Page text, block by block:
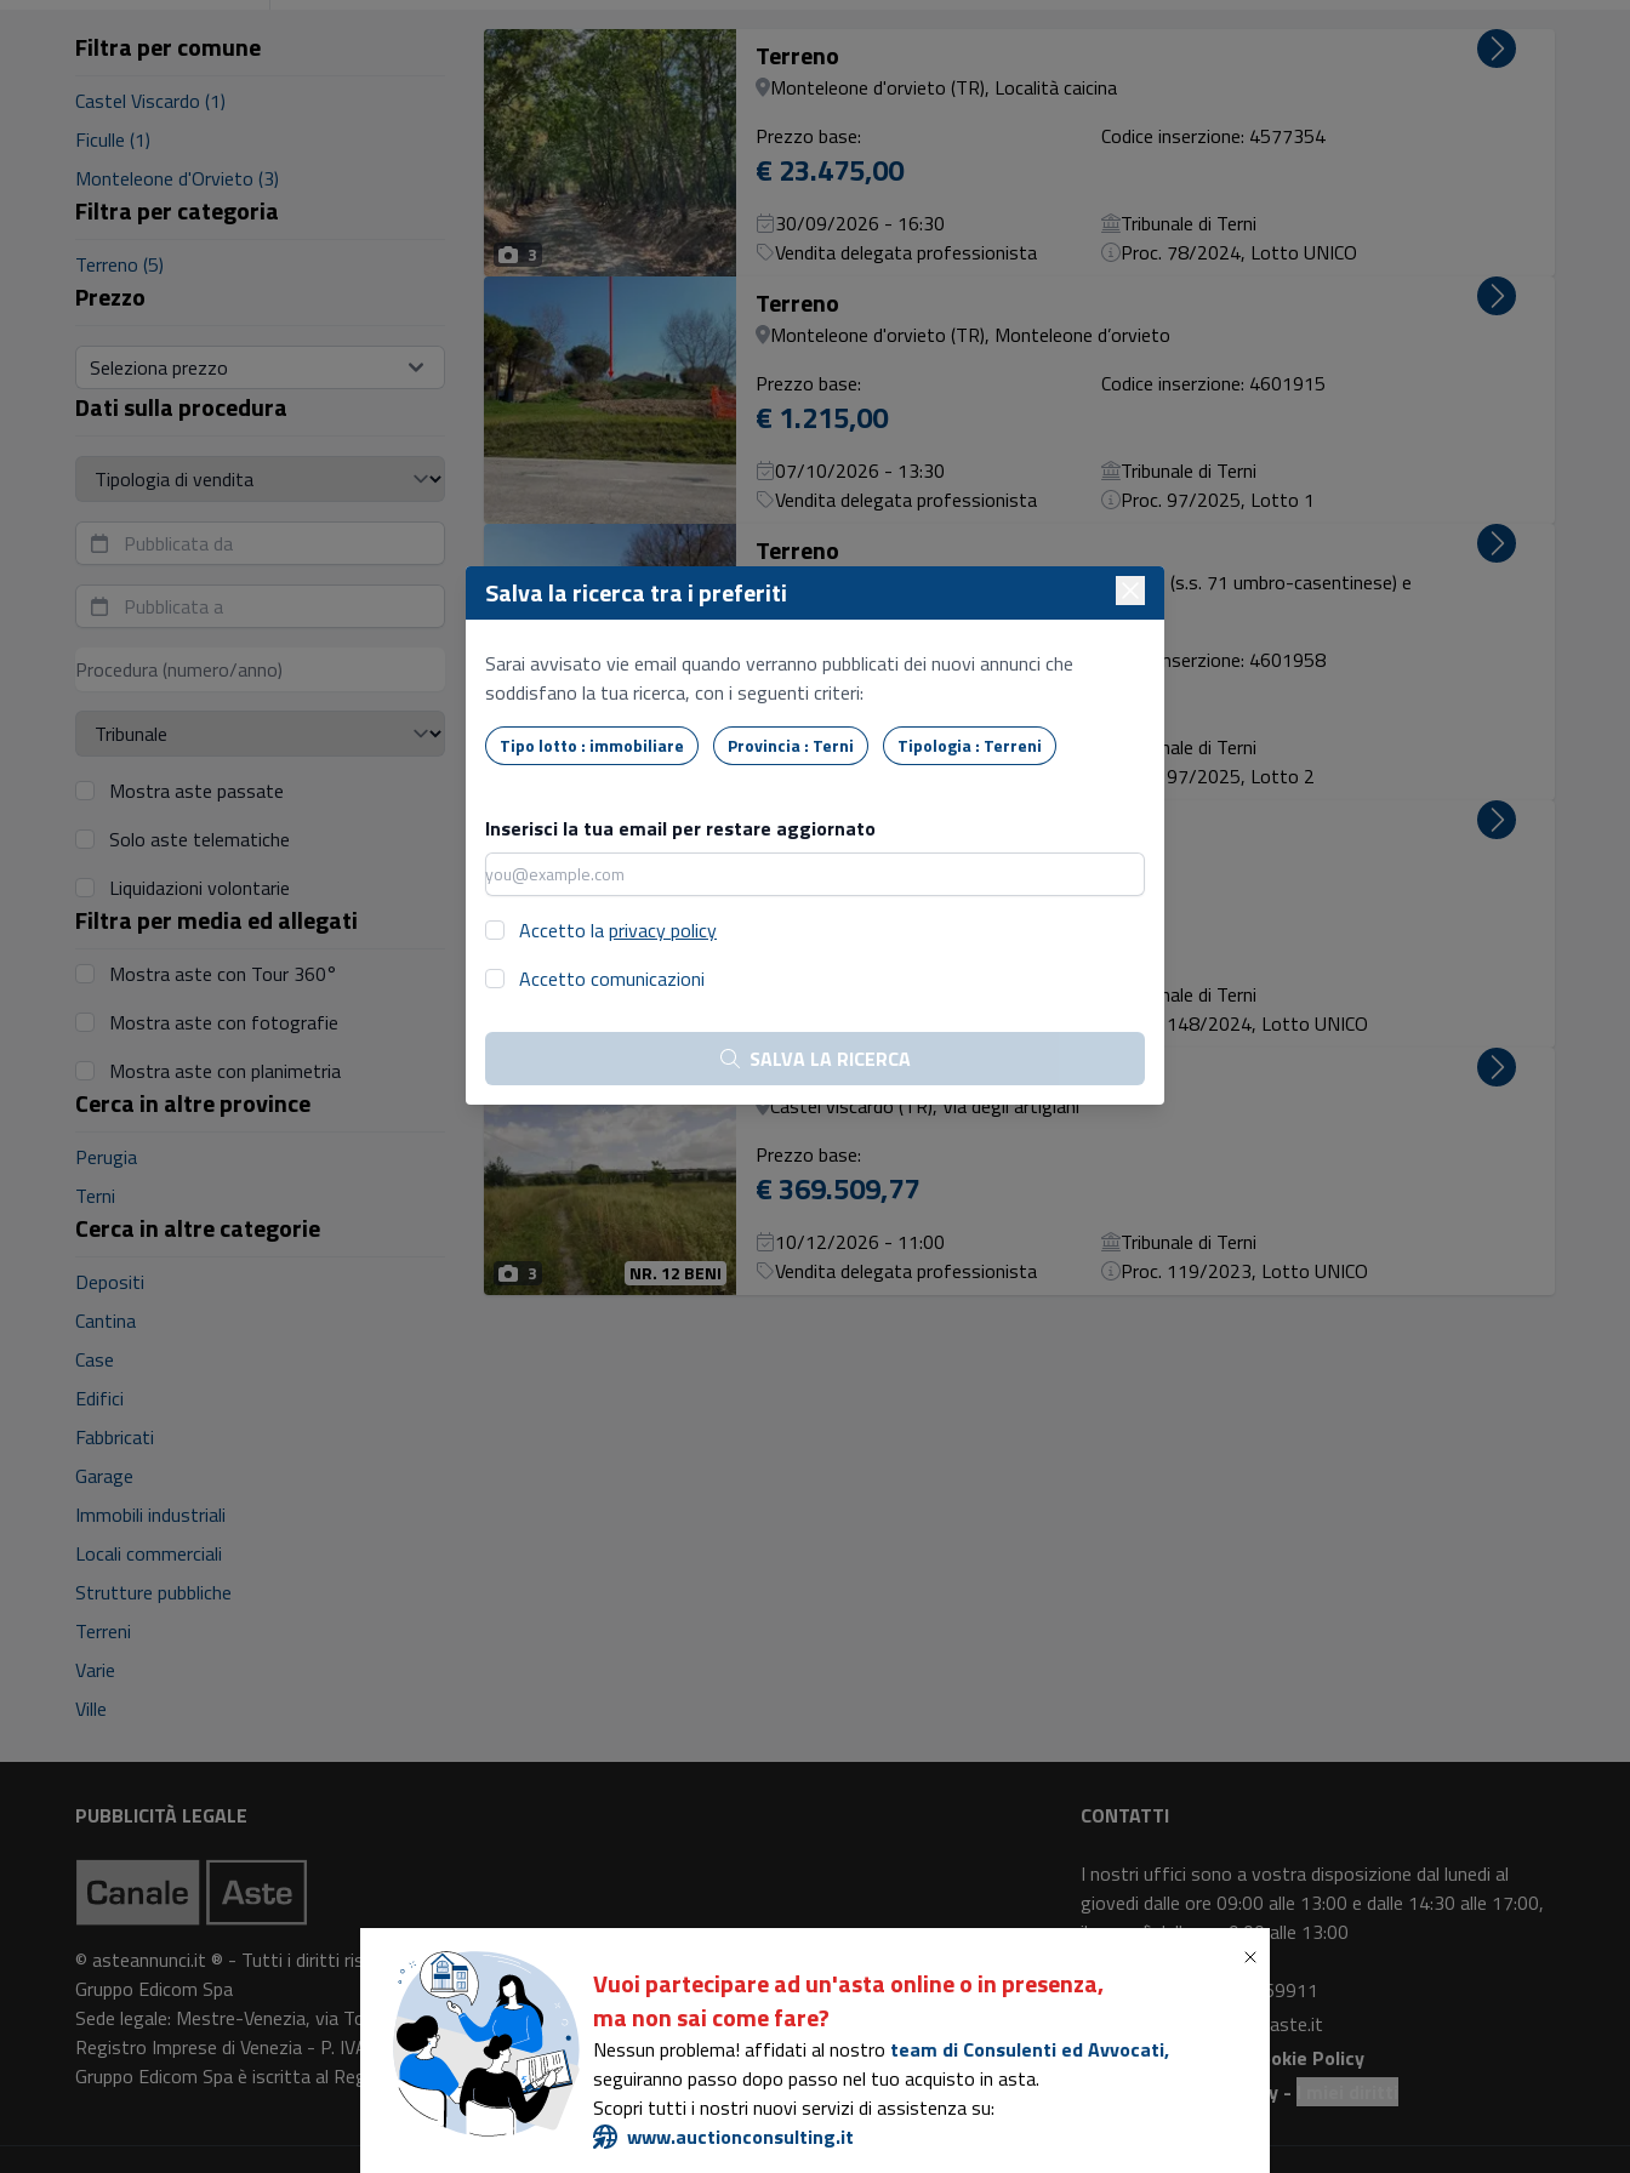
Filtra per comune
Castel Viscardo (1)
Ficulle (1)
Monteleone d'Orvieto (3)
Filtra per categoria
Terreno (5)
Prezzo
Seleziona prezzo
Dati sulla procedura
Tipologia di vendita
Mostra aste passate
Solo aste telematiche
Liquidazioni volontarie
Filtra per media ed allegati
Mostra aste con Tour 360°
Mostra aste con fotografie
Mostra aste con planimetria
Cerca in altre province
Perugia
Terni
Cerca in altre categorie
Depositi
Cantina
Case
Edifici
Fabbricati
Garage
Immobili industriali
Locali commerciali
Strutture pubbliche
Terreni
Varie
Ville
3
Terreno
Monteleone d'orvieto (TR), Località caicina
Prezzo base:
€ 23.475,00
Codice inserzione: 4577354
30/09/2026 - 16:30
Tribunale di Terni
Vendita delegata professionista
Proc. 78/2024, Lotto UNICO
Terreno
Monteleone d'orvieto (TR), Monteleone d’orvieto
Prezzo base:
€ 1.215,00
Codice inserzione: 4601915
07/10/2026 - 13:30
Tribunale di Terni
Vendita delegata professionista
Proc. 97/2025, Lotto 1
Terreno
Monteleone d'orvieto (TR), Tra la via di s. lorenzo (s.s. 71 umbro-casentinese) e
via cacciano in loc. s. lorenzo
Prezzo base:
€ 45.000,00
Codice inserzione: 4601958
07/10/2026 - 13:30
Tribunale di Terni
Proc. 97/2025, Lotto 2
Terreno
Ficulle (TR), Strada statale 71
Tribunale di Terni
Proc. 148/2024, Lotto UNICO
3 NR. 12 BENI
Terreno
Castel viscardo (TR), Via degli artigiani
Prezzo base:
€ 369.509,77
10/12/2026 - 11:00
Tribunale di Terni
Vendita delegata professionista
Proc. 119/2023, Lotto UNICO
Salva la ricerca tra i preferiti
Sarai avvisato vie email quando verranno pubblicati dei nuovi annunci che
soddisfano la tua ricerca, con i seguenti criteri:
Tipo lotto : immobiliare Provincia : Terni Tipologia : Terreni
Inserisci la tua email per restare aggiornato
Accetto laprivacy policy
Accetto comunicazioni
SALVA LA RICERCA
PUBBLICITÀ LEGALE
© asteannunci.it ® - Tutti i diritti riservati
Gruppo Edicom Spa
Sede legale: Mestre-Venezia, via Torre Belfredo n. 64
Registro Imprese di Venezia - P. IVA e C.F. 05091140961 - Rea n. 334938 - Cap. sociale EUR 100.000,00 i.v.
Gruppo Edicom Spa è iscritta al Registro degli Operatori di Comunicazione nr. 15116
CONTATTI
I nostri uffici sono a vostra disposizione dal lunedi al
giovedi dalle ore 09:00 alle 13:00 e dalle 14:30 alle 17:00,
il venerdì dalle ore 9:00 alle 13:00
: 0415369911
: info@canaleaste.it
Privacy Policy
Cookie Policy
Preferenze Privacy -
Vuoi partecipare ad un'asta online o in presenza,
ma non sai come fare?
Nessun problema! affidati al nostro team di Consulenti ed Avvocati,
seguiranno passo dopo passo nel tuo acquisto in asta.
Scopri tutti i nostri nuovi servizi di assistenza su:
www.auctionconsulting.it